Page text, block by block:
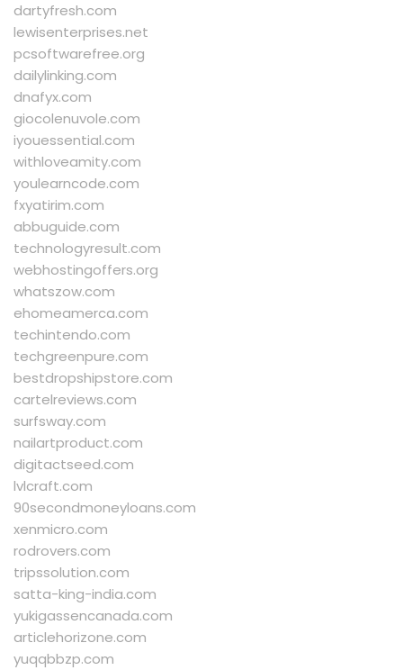
dartyfresh.com
lewisenterprises.net
pcsoftwarefree.org
dailylinking.com
dnafyx.com
giocolenuvole.com
iyouessential.com
withloveamity.com
youlearncode.com
fxyatirim.com
abbuguide.com
technologyresult.com
webhostingoffers.org
whatszow.com
ehomeamerca.com
techintendo.com
techgreenpure.com
bestdropshipstore.com
cartelreviews.com
surfsway.com
nailartproduct.com
digitactseed.com
lvlcraft.com
90secondmoneyloans.com
xenmicro.com
rodrovers.com
tripssolution.com
satta-king-india.com
yukigassencanada.com
articlehorizone.com
yuqqbbzp.com